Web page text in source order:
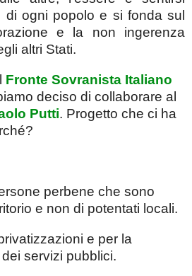
di ogni popolo e si fonda sul
e la non ingerenza
altri Stati.
Fronte Sovranista Italiano
deciso di collaborare al
Putti. Progetto che ci ha
perbene che sono
e non di potentati locali.
e per la
servizi pubblici.